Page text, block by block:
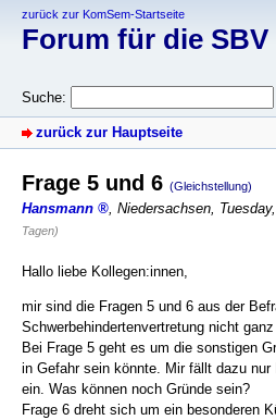
zurück zur KomSem-Startseite
Forum für die SBV
Suche:
zurück zur Hauptseite
Frage 5 und 6 (Gleichstellung)
Hansmann , Niedersachsen,
Tagen)
Hallo liebe Kollegen:innen,
mir sind die Fragen 5 und 6 aus der
Schwerbehindertenvertretung nicht ganz
Bei Frage 5 geht es um die sonstigen
in Gefahr sein könnte. Mir fällt dazu
ein. Was können noch Gründe sein?
Frage 6 dreht sich um ein besonderen